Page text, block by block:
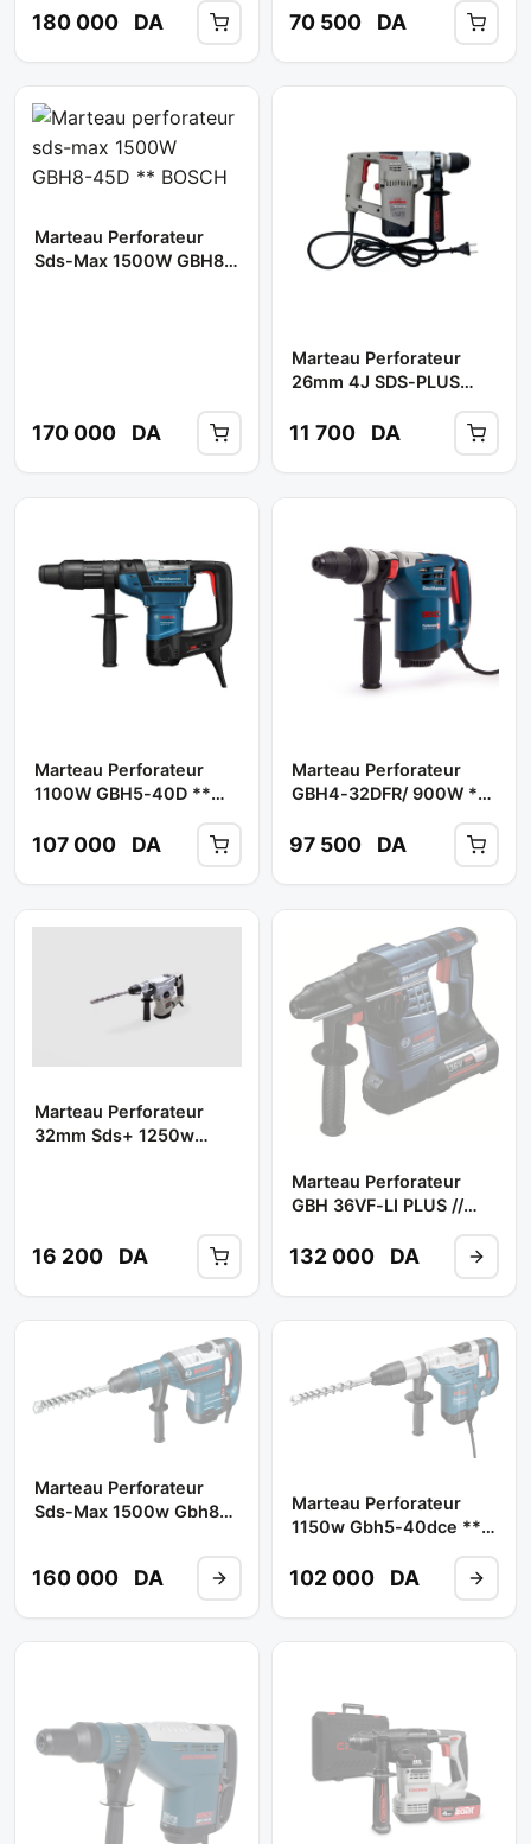
AEG
180 000 DA
METABO
70 500 DA
Marteau Perforateur
Sds-Max 1500W GBH8-
170 000 DA
Marteau Perforateur
26mm 4J SDS-PLUS
1050W Réf: CT18187 **
CROWN
11 700 DA
Marteau Perforateur
1100W GBH5-40D **
107 000 DA
Marteau Perforateur
GBH4-32DFR/ 900W **
97 500 DA
Marteau Perforateur
32mm Sds+ 1250w
16 200 DA
Marteau Perforateur
GBH 36VF-LI PLUS //
132 000 DA
Marteau Perforateur
Sds-Max 1500w Gbh8-
160 000 DA
Marteau Perforateur
1150w Gbh5-40dce **
102 000 DA